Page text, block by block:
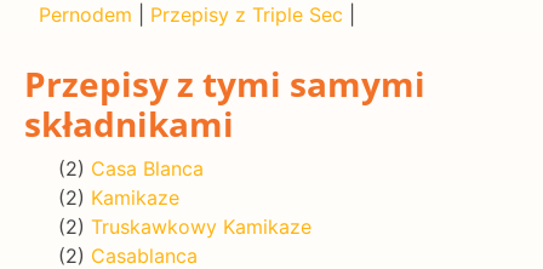
Pernodem
Przepisy z Triple Sec
Przepisy z tymi samymi
składnikami
(2) Casa Blanca
(2) Kamikaze
(2) Truskawkowy Kamikaze
(2) Casablanca